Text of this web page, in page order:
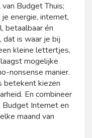
Budget Thuis;
energie, internet,
betaalbaar én
dat is waar je bij
kleine lettertjes,
mogelijke
nonsense manier.
betekent kiezen
En combineer
Budget Internet en
maand van